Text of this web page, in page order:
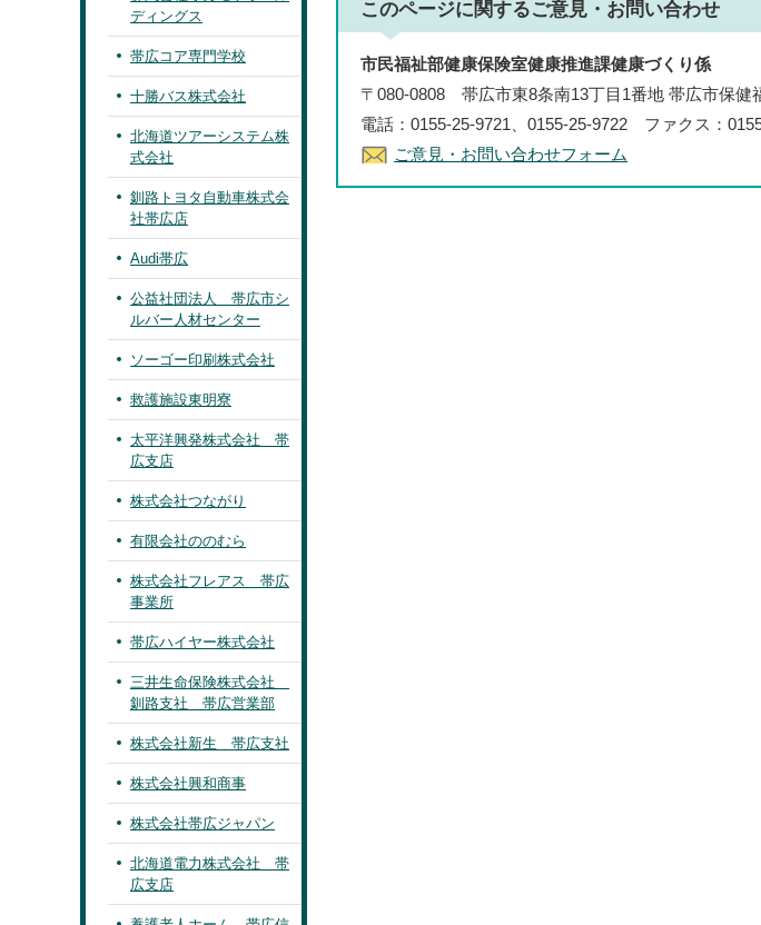
このページに関するご意見・お問い合わせ
市民福祉部健康保険室健康推進課健康づくり係
〒080-0808 帯広市東8条南13丁目1番地 帯広市保健
電話：0155-25-9721、0155-25-9722 ファクス：
ご意見・お問い合わせフォーム
ディングス
帯広コア専門学校
十勝バス株式会社
北海道ツアーシステム株
式会社
釧路トヨタ自動車株式会
社帯広店
Audi帯広
公益社団法人 帯広市シ
ルバー人材センター
ソーゴー印刷株式会社
救護施設東明寮
太平洋興発株式会社 帯
広支店
株式会社つながり
有限会社ののむら
株式会社フレアス 帯広
事業所
帯広ハイヤー株式会社
三井生命保険株式会社
釧路支社 帯広営業部
株式会社新生 帯広支社
株式会社興和商事
株式会社帯広ジャパン
北海道電力株式会社 帯
広支店